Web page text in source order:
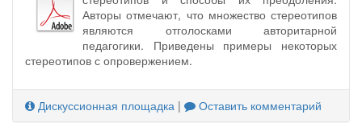
Авторы отмечают, что множество стереотипов
являются отголосками авторитарной
педагогики. Приведены примеры некоторых
стереотипов с опровержением.
Дискуссионная площадка | Оставить комментарий